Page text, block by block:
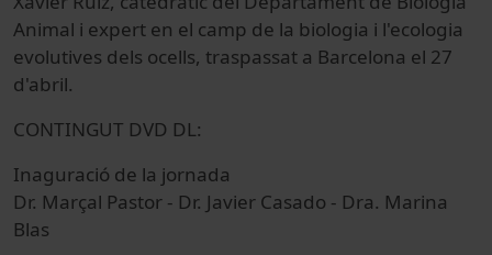
Animal i expert en el camp de la biologia i l'ecologia
evolutives dels ocells, traspassat a Barcelona el 27
d'abril.
CONTINGUT DVD DL:
Inaguració de la jornada
Dr. Marçal Pastor - Dr. Javier Casado - Dra. Marina
Blas